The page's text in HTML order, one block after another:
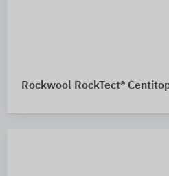
Rockwool RockTect®